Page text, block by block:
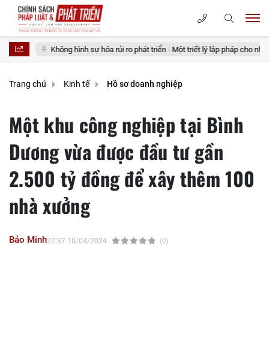
Không hình sự hóa rủi ro phát triển - Một triết lý lập pháp cho nhà nước kiến
Trang chủ Kinh tế Hồ sơ doanh nghiệp
Một khu công nghiệp tại Bình
Dương vừa được đầu tư gần
2.500 tỷ đồng để xây thêm 100
nhà xưởng
Bảo Minh22:37 10/04/2024 (0)